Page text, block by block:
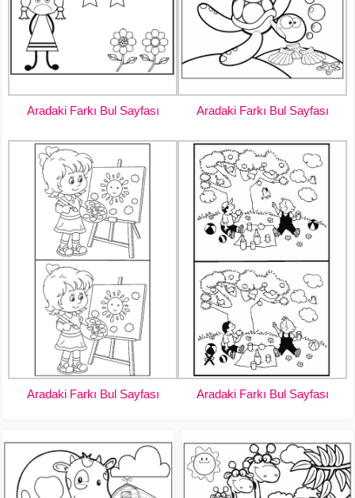
Aradaki Farkı Bul Sayfası Aradaki Farkı Bul Sayfası
Aradaki Farkı Bul Sayfası Aradaki Farkı Bul Sayfası